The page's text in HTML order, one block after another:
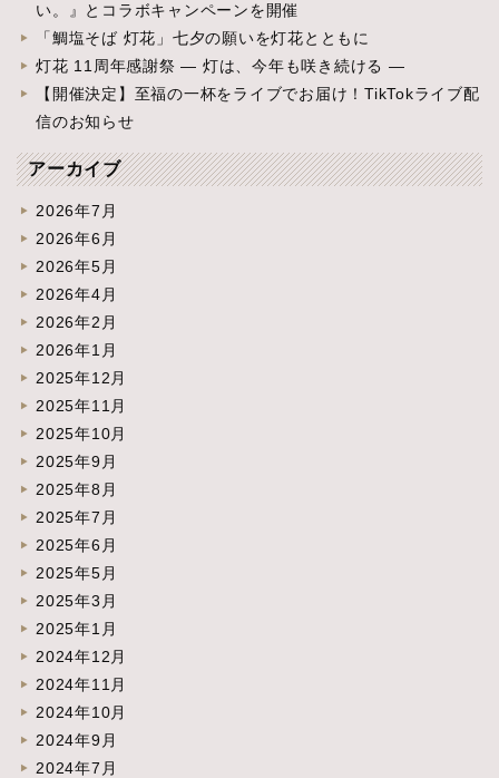
い。』とコラボキャンペーンを開催
「鯛塩そば 灯花」七夕の願いを灯花とともに
灯花 11周年感謝祭 ― 灯は、今年も咲き続ける ―
【開催決定】至福の一杯をライブでお届け！TikTokライブ配
信のお知らせ
アーカイブ
2026年7月
2026年6月
2026年5月
2026年4月
2026年2月
2026年1月
2025年12月
2025年11月
2025年10月
2025年9月
2025年8月
2025年7月
2025年6月
2025年5月
2025年3月
2025年1月
2024年12月
2024年11月
2024年10月
2024年9月
2024年7月